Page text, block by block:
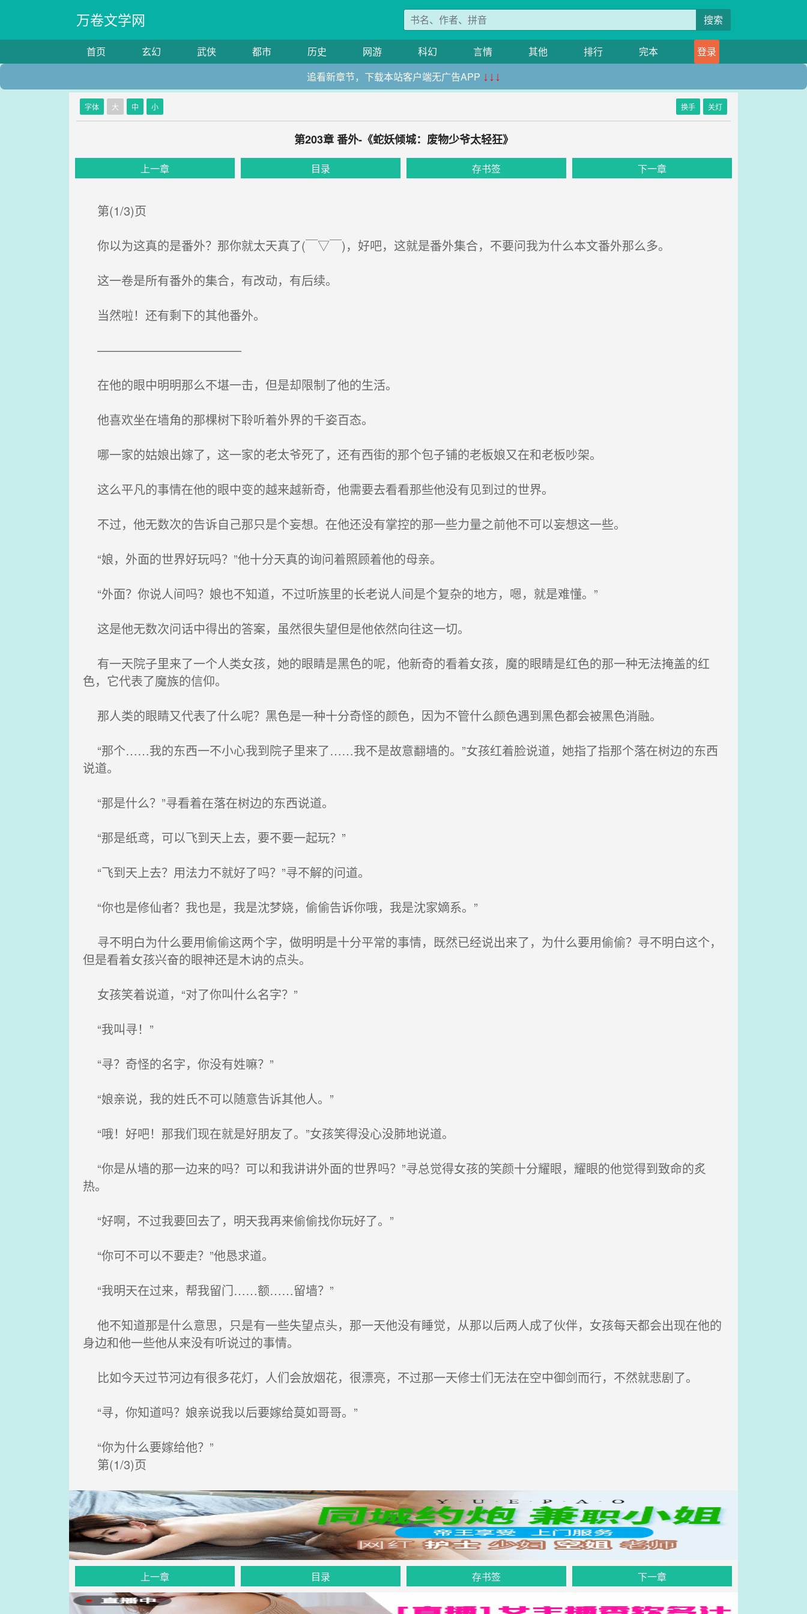
万卷文学网 搜索
首页 玄幻 武侠 都市 历史 网游 科幻 言情 其他 排行 完本
登录
追看新章节，下载本站客户端无广告APP ↓↓↓
字体 大 中 小 换手 关灯
第203章 番外-《蛇妖倾城：废物少爷太轻狂》
上一章 目录 存书签 下一章
第(1/3)页
你以为这真的是番外？那你就太天真了(￣▽￣)，好吧，这就是番外集合，不要问我为什么本文番外那么多。
这一卷是所有番外的集合，有改动，有后续。
当然啦！还有剩下的其他番外。
————————————
在他的眼中明明那么不堪一击，但是却限制了他的生活。
他喜欢坐在墙角的那棵树下聆听着外界的千姿百态。
哪一家的姑娘出嫁了，这一家的老太爷死了，还有西街的那个包子铺的老板娘又在和老板吵架。
这么平凡的事情在他的眼中变的越来越新奇，他需要去看看那些他没有见到过的世界。
不过，他无数次的告诉自己那只是个妄想。在他还没有掌控的那一些力量之前他不可以妄想这一些。
“娘，外面的世界好玩吗？”他十分天真的询问着照顾着他的母亲。
“外面？你说人间吗？娘也不知道，不过听族里的长老说人间是个复杂的地方，嗯，就是难懂。”
这是他无数次问话中得出的答案，虽然很失望但是他依然向往这一切。
有一天院子里来了一个人类女孩，她的眼睛是黑色的呢，他新奇的看着女孩，魔的眼睛是红色的那一种无法掩盖的红
色，它代表了魔族的信仰。
那人类的眼睛又代表了什么呢？黑色是一种十分奇怪的颜色，因为不管什么颜色遇到黑色都会被黑色消融。
“那个……我的东西一不小心我到院子里来了……我不是故意翻墙的。”女孩红着脸说道，她指了指那个落在树边的东西
说道。
“那是什么？”寻看着在落在树边的东西说道。
“那是纸鸢，可以飞到天上去，要不要一起玩？”
“飞到天上去？用法力不就好了吗？”寻不解的问道。
“你也是修仙者？我也是，我是沈梦娆，偷偷告诉你哦，我是沈家嫡系。”
寻不明白为什么要用偷偷这两个字，做明明是十分平常的事情，既然已经说出来了，为什么要用偷偷？寻不明白这个，
但是看着女孩兴奋的眼神还是木讷的点头。
女孩笑着说道，“对了你叫什么名字？”
“我叫寻！”
“寻？奇怪的名字，你没有姓嘛？”
“娘亲说，我的姓氏不可以随意告诉其他人。”
“哦！好吧！那我们现在就是好朋友了。”女孩笑得没心没肺地说道。
“你是从墙的那一边来的吗？可以和我讲讲外面的世界吗？”寻总觉得女孩的笑颜十分耀眼，耀眼的他觉得到致命的炙
热。
“好啊，不过我要回去了，明天我再来偷偷找你玩好了。”
“你可不可以不要走？”他恳求道。
“我明天在过来，帮我留门……额……留墙？”
他不知道那是什么意思，只是有一些失望点头，那一天他没有睡觉，从那以后两人成了伙伴，女孩每天都会出现在他的
身边和他一些他从来没有听说过的事情。
比如今天过节河边有很多花灯，人们会放烟花，很漂亮，不过那一天修士们无法在空中御剑而行，不然就悲剧了。
“寻，你知道吗？娘亲说我以后要嫁给莫如哥哥。”
“你为什么要嫁给他？”
第(1/3)页
上一章 目录 存书签 下一章